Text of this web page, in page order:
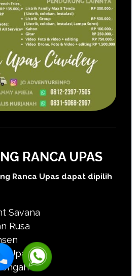
RANCA UPAS
Ranca Upas dapat dipilih
Savana
Rusa
Upas